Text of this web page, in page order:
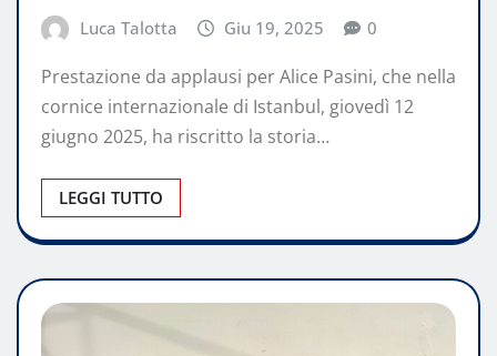
Luca Talotta Giu 19, 2025 0
Prestazione da applausi per Alice Pasini, che nella
cornice internazionale di Istanbul, giovedì 12
giugno 2025, ha riscritto la storia…
LEGGI TUTTO